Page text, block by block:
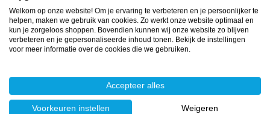
Bij sterke vervuiling herhaal je de bovenstaande stappen.
Vermijd werken in direct zonlicht.
Eigenschappen
Verwerkingstemperatuur:+0°C
bewaren in een droge, donkere en vorstvrije
omgeving
Welkom op onze website! Om je ervaring te verbeteren en je persoonlijker te
helpen, maken we gebruik van cookies. Zo werkt onze website optimaal en
kun je zorgeloos shoppen. Bovendien kunnen wij onze website zo blijven
verbeteren en je gepersonaliseerde inhoud tonen. Bekijk de instellingen
voor meer informatie over de cookies die we gebruiken.
Accepteer alles
Voorkeuren instellen Weigeren